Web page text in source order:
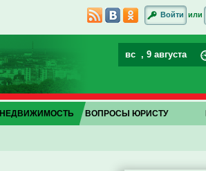
Войти или
вс , 9 августа
НЕДВИЖИМОСТЬ ВОПРОСЫ ЮРИСТУ